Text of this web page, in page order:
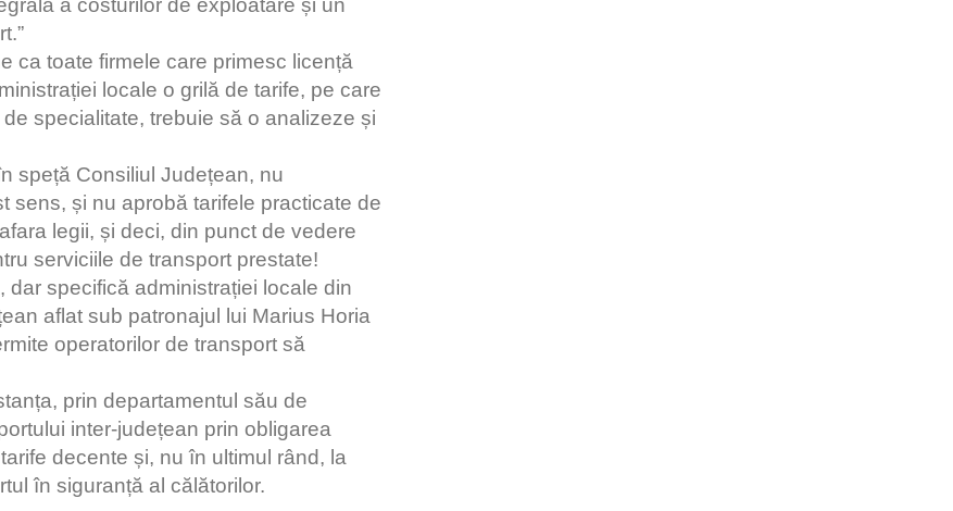
a costurilor de exploatare și un
ca toate firmele care primesc licență
locale o grilă de tarife, pe care
specialitate, trebuie să o analizeze și
speță Consiliul Județean, nu
sens, și nu aprobă tarifele practicate de
legii, și deci, din punct de vedere
serviciile de transport prestate!
specifică administrației locale din
aflat sub patronajul lui Marius Horia
operatorilor de transport să
prin departamentul său de
inter-județean prin obligarea
decente și, nu în ultimul rând, la
în siguranță al călătorilor.